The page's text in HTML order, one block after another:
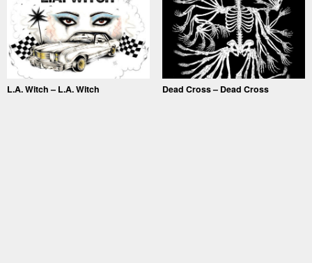
L.A. Witch – L.A. Witch Dead Cross – Dead Cross